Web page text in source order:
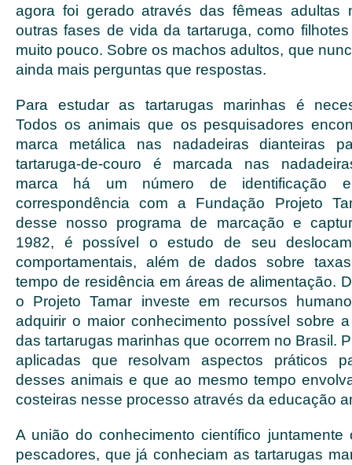
agora foi gerado através das fêmeas adultas
outras fases de vida da tartaruga, como
muito pouco. Sobre os machos adultos, que
ainda mais perguntas que respostas.
Para estudar as tartarugas marinhas é
Todos os animais que os pesquisadores
marca metálica nas nadadeiras dianteiras
tartaruga-de-couro é marcada nas
marca há um número de identificação
correspondência com a Fundação Projeto
desse nosso programa de marcação e
1982, é possível o estudo de seu
comportamentais, além de dados sobre
tempo de residência em áreas de alimentação.
o Projeto Tamar investe em recursos
adquirir o maior conhecimento possível sobre
das tartarugas marinhas que ocorrem no Brasil.
aplicadas que resolvam aspectos práticos
desses animais e que ao mesmo tempo
costeiras nesse processo através da educação
A união do conhecimento científico
pescadores, que já conheciam as tartarugas